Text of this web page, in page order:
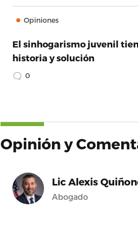
Opiniones
El sinhogarismo juvenil
historia y solución
0
Opinión y
Lic Alexis
Abogado